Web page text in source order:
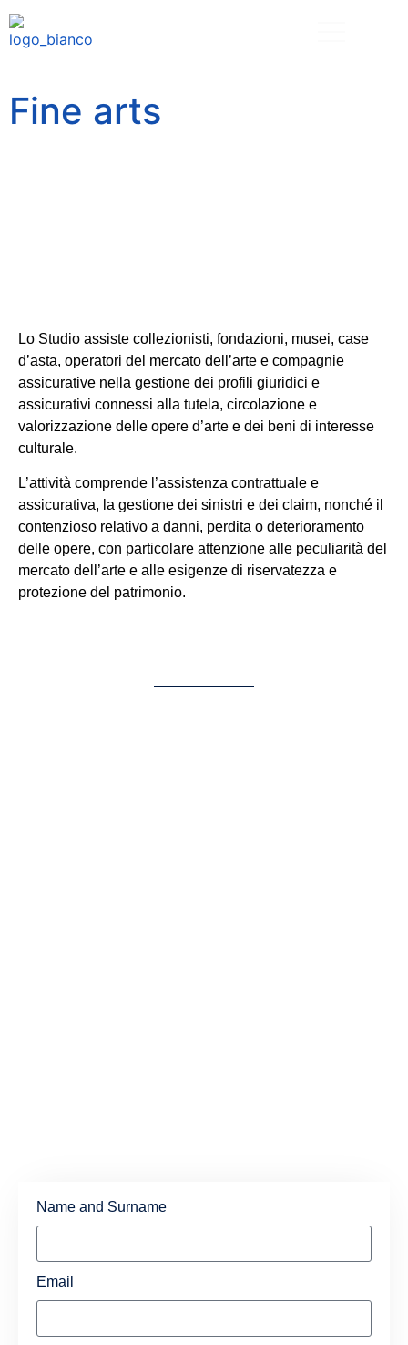
Fine arts
Lo Studio assiste collezionisti, fondazioni, musei, case
d’asta, operatori del mercato dell’arte e compagnie
assicurative nella gestione dei profili giuridici e
assicurativi connessi alla tutela, circolazione e
valorizzazione delle opere d’arte e dei beni di interesse
culturale.
L’attività comprende l’assistenza contrattuale e
assicurativa, la gestione dei sinistri e dei claim, nonché il
contenzioso relativo a danni, perdita o deterioramento
delle opere, con particolare attenzione alle peculiarità del
mercato dell’arte e alle esigenze di riservatezza e
protezione del patrimonio.
Name and Surname
Email